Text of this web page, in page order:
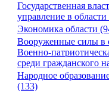
Государственная
управление в
Экономика области
Вооруженные силы в
Военно-
среди гражданского
Народное
(133)